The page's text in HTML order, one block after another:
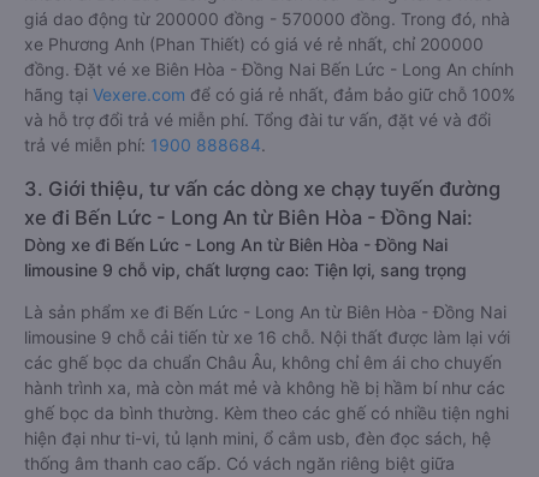
giá dao động từ 200000 đồng - 570000 đồng. Trong đó, nhà
xe Phương Anh (Phan Thiết) có giá vé rẻ nhất, chỉ 200000
đồng. Đặt vé xe Biên Hòa - Đồng Nai Bến Lức - Long An chính
hãng tại Vexere.com để có giá rẻ nhất, đảm bảo giữ chỗ 100%
và hỗ trợ đổi trả vé miễn phí. Tổng đài tư vấn, đặt vé và đổi
trả vé miễn phí: 1900 888684.
3. Giới thiệu, tư vấn các dòng xe chạy tuyến đường
xe đi Bến Lức - Long An từ Biên Hòa - Đồng Nai:
Dòng xe đi Bến Lức - Long An từ Biên Hòa - Đồng Nai
limousine 9 chỗ vip, chất lượng cao: Tiện lợi, sang trọng
Là sản phẩm xe đi Bến Lức - Long An từ Biên Hòa - Đồng Nai
limousine 9 chỗ cải tiến từ xe 16 chỗ. Nội thất được làm lại với
các ghế bọc da chuẩn Châu Âu, không chỉ êm ái cho chuyến
hành trình xa, mà còn mát mẻ và không hề bị hầm bí như các
ghế bọc da bình thường. Kèm theo các ghế có nhiều tiện nghi
hiện đại như ti-vi, tủ lạnh mini, ổ cắm usb, đèn đọc sách, hệ
thống âm thanh cao cấp. Có vách ngăn riêng biệt giữa